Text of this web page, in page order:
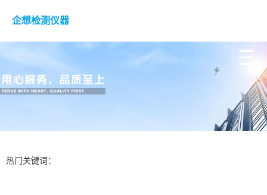
企想检测仪器
热门关键词：